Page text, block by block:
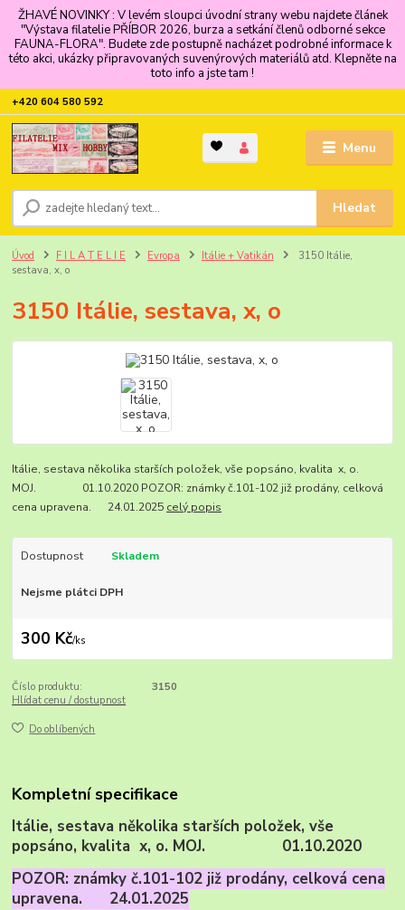
ŽHAVÉ NOVINKY : V levém sloupci úvodní strany webu najdete článek
"Výstava filatelie PŘÍBOR 2026, burza a setkání členů odborné sekce
FAUNA-FLORA". Budete zde postupně nacházet podrobné informace k
této akci, ukázky připravovaných suvenýrových materiálů atd. Klepněte na
toto info a jste tam !
Menu
Hledat
+420 604 580 592
Úvod F I L A T E L I E Evropa Itálie + Vatikán
3150 Itálie,
sestava, x, o
3150 Itálie, sestava, x, o
Itálie, sestava několika starších položek, vše popsáno, kvalita x, o.
MOJ. 01.10.2020 POZOR: známky č.101-102 již prodány, celková
cena upravena. 24.01.2025 celý popis
Dostupnost Skladem
Nejsme plátci DPH
300 Kč/ks
Číslo produktu:
3150
Hlídat cenu / dostupnost
Do oblíbených
Kompletní specifikace
Itálie, sestava několika starších položek, vše
popsáno, kvalita x, o. MOJ. 01.10.2020
POZOR: známky č.101-102 již prodány, celková cena
upravena. 24.01.2025